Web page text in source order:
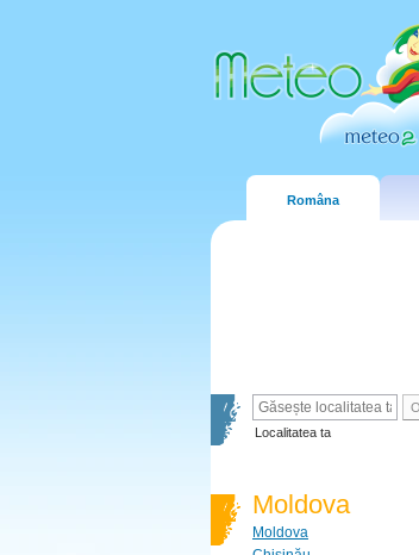
Româna
Localitatea ta
Moldova
Moldova